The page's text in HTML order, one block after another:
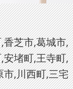
香芝市,葛城市,
安堵町,王寺町,
市,川西町,三宅